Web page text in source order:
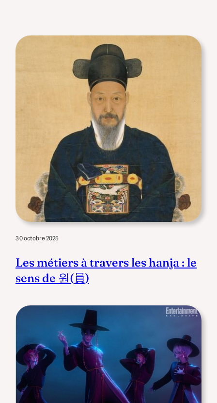
30 octobre 2025
Les métiers à travers les hanja : le
sens de 원(員)